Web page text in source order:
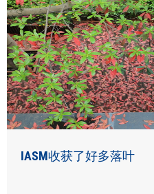
IASM收获了好多落叶